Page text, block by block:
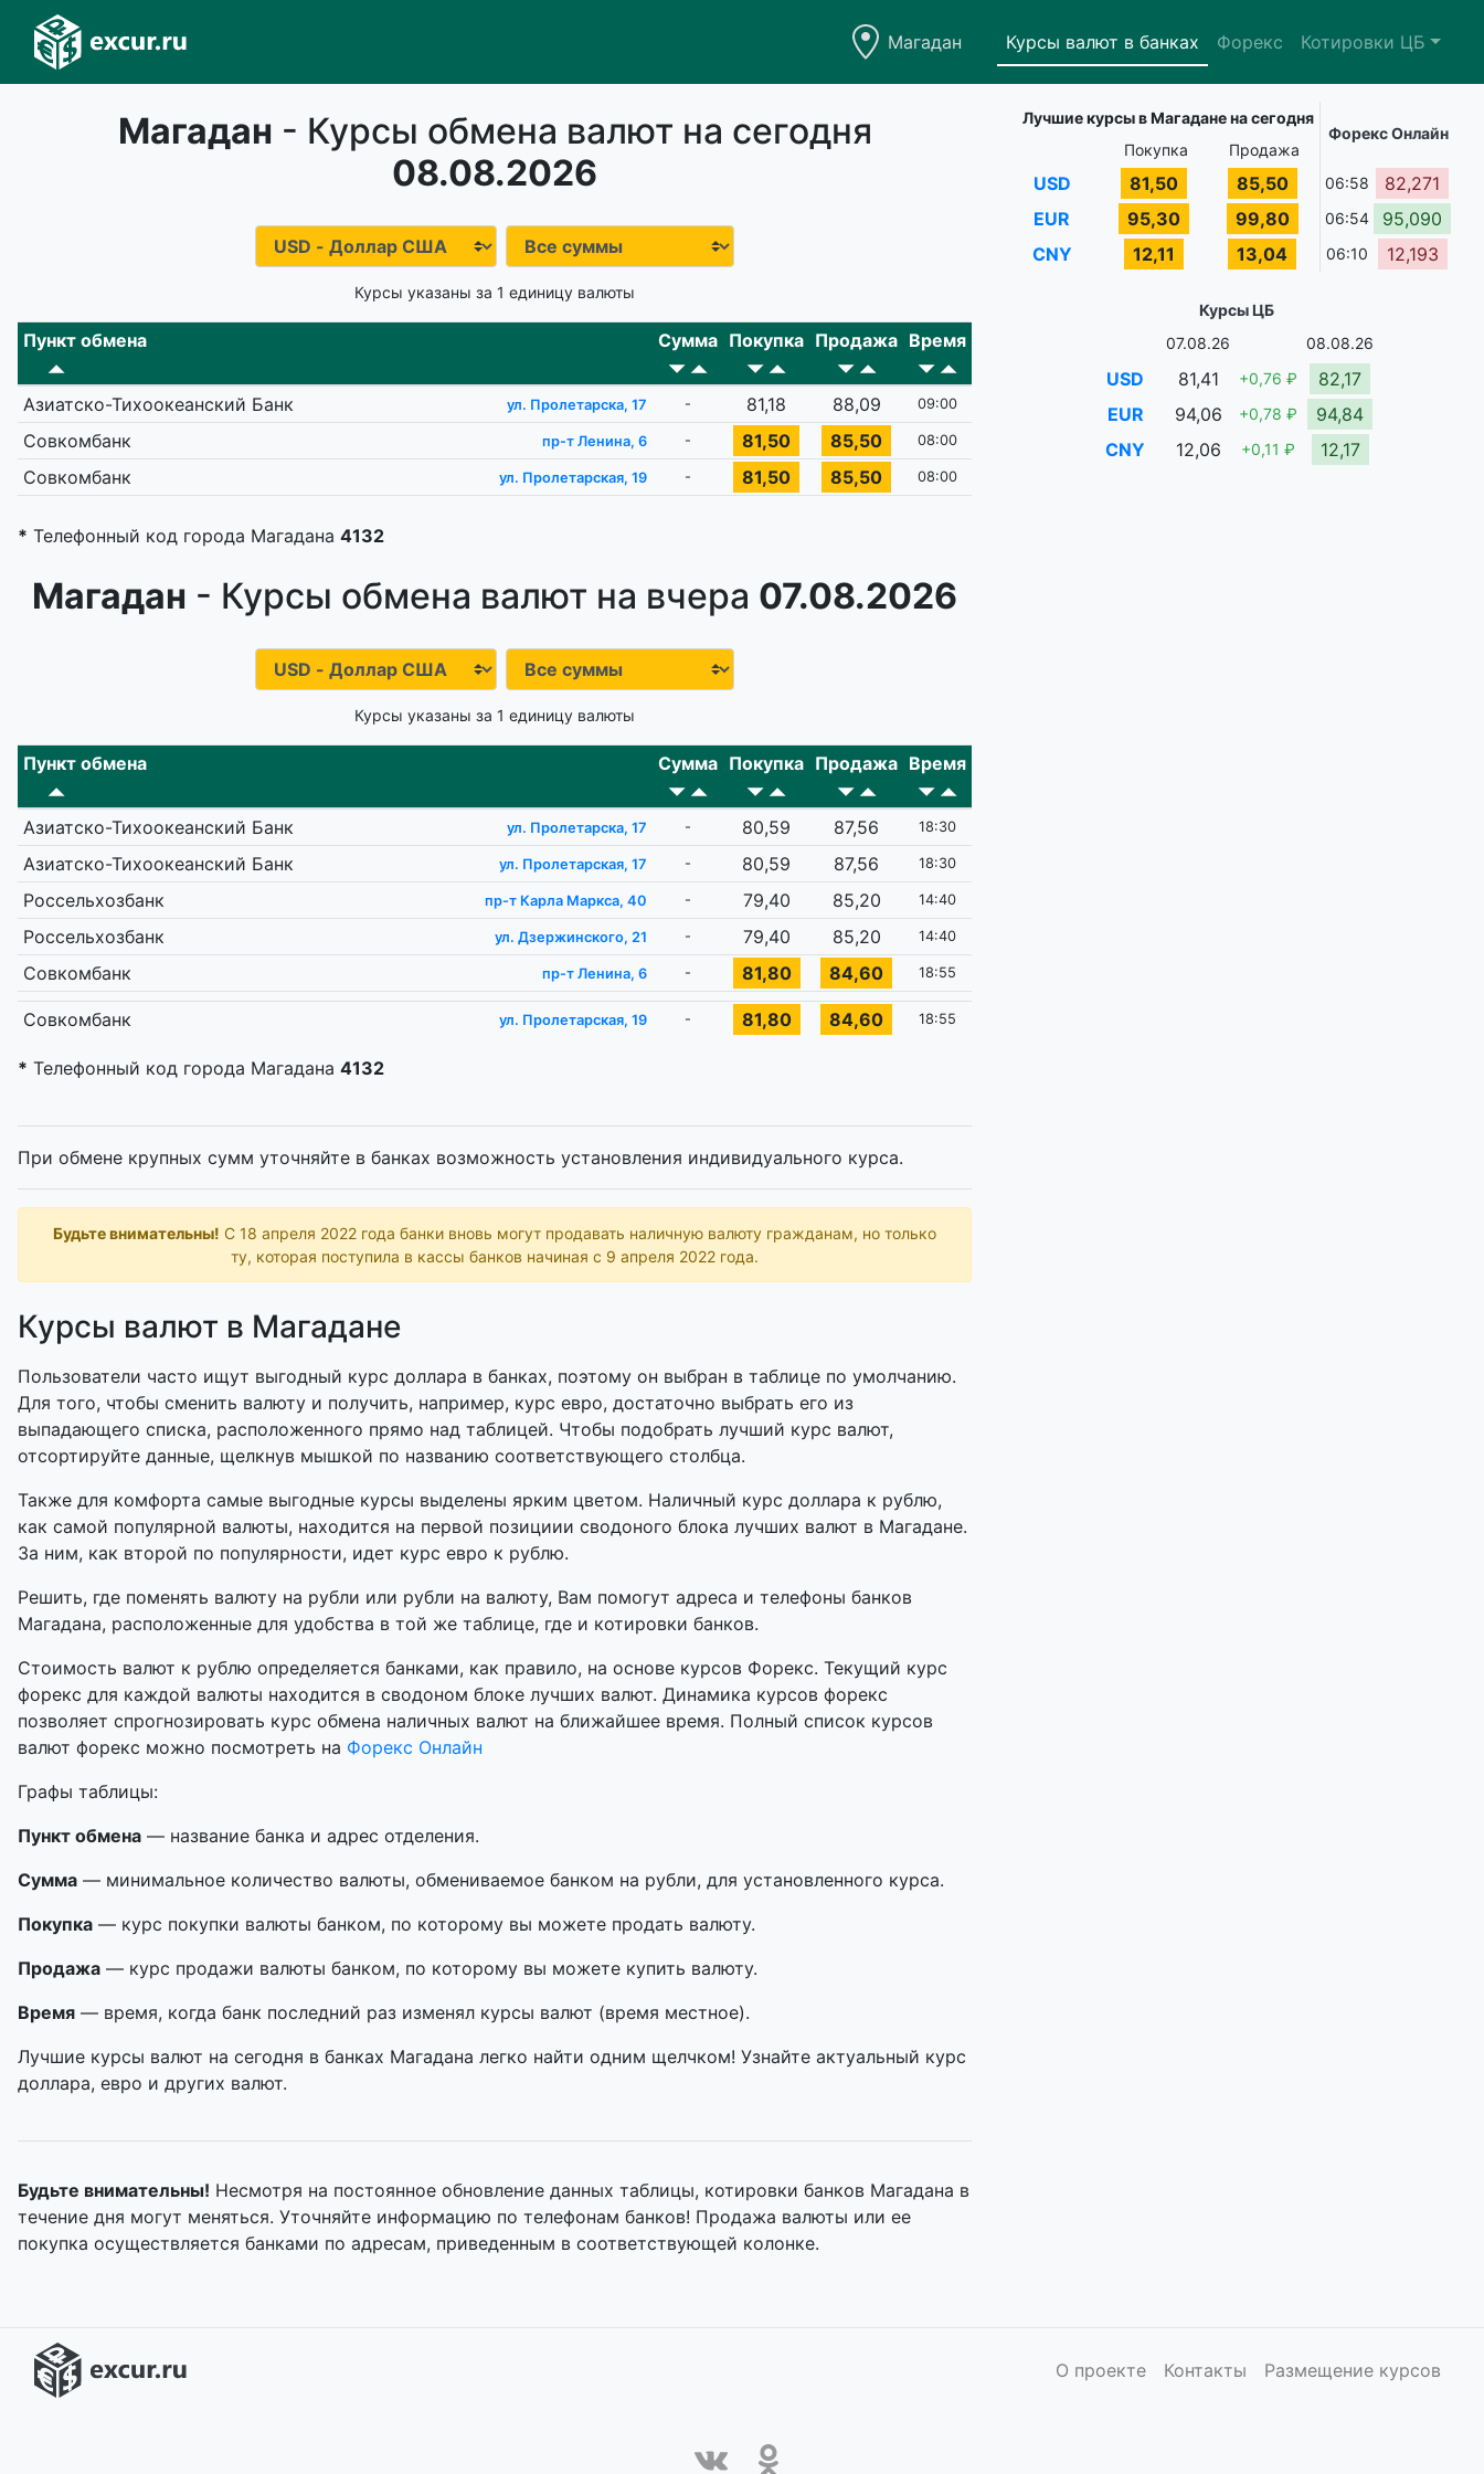
Магадан Курсы валют в банках Форекс Котировки ЦБ
Магадан - Курсы обмена валют на сегодня
08.08.2026
Курсы указаны за 1 единицу валюты
Пункт обмена Сумма Покупка Продажа Время
Азиатско-Тихоокеанский Банк ул. Пролетарска, 17 - 81,18 88,09 09:00
Совкомбанк пр-т Ленина, 6 - 81,50 85,50 08:00
Совкомбанк ул. Пролетарская, 19 - 81,50 85,50 08:00
* Телефонный код города Магадана 4132
Магадан - Курсы обмена валют на вчера 07.08.2026
Курсы указаны за 1 единицу валюты
Пункт обмена Сумма Покупка Продажа Время
Азиатско-Тихоокеанский Банк ул. Пролетарска, 17 - 80,59 87,56 18:30
Азиатско-Тихоокеанский Банк ул. Пролетарская, 17 - 80,59 87,56 18:30
Россельхозбанк пр-т Карла Маркса, 40 - 79,40 85,20 14:40
Россельхозбанк ул. Дзержинского, 21 - 79,40 85,20 14:40
Совкомбанк пр-т Ленина, 6 - 81,80 84,60 18:55
Совкомбанк ул. Пролетарская, 19 - 81,80 84,60 18:55
* Телефонный код города Магадана 4132
При обмене крупных сумм уточняйте в банках возможность установления индивидуального курса.
Будьте внимательны! С 18 апреля 2022 года банки вновь могут продавать наличную валюту гражданам, но только
ту, которая поступила в кассы банков начиная с 9 апреля 2022 года.
Курсы валют в Магадане
Пользователи часто ищут выгодный курс доллара в банках, поэтому он выбран в таблице по умолчанию.
Для того, чтобы сменить валюту и получить, например, курс евро, достаточно выбрать его из
выпадающего списка, расположенного прямо над таблицей. Чтобы подобрать лучший курс валют,
отсортируйте данные, щелкнув мышкой по названию соответствующего столбца.
Также для комфорта самые выгодные курсы выделены ярким цветом. Наличный курс доллара к рублю,
как самой популярной валюты, находится на первой позициии сводоного блока лучших валют в Магадане.
За ним, как второй по популярности, идет курс евро к рублю.
Решить, где поменять валюту на рубли или рубли на валюту, Вам помогут адреса и телефоны банков
Магадана, расположенные для удобства в той же таблице, где и котировки банков.
Стоимость валют к рублю определяется банками, как правило, на основе курсов Форекс. Текущий курс
форекс для каждой валюты находится в сводоном блоке лучших валют. Динамика курсов форекс
позволяет спрогнозировать курс обмена наличных валют на ближайшее время. Полный список курсов
валют форекс можно посмотреть на Форекс Онлайн
Графы таблицы:
Пункт обмена — название банка и адрес отделения.
Сумма — минимальное количество валюты, обмениваемое банком на рубли, для установленного курса.
Покупка — курс покупки валюты банком, по которому вы можете продать валюту.
Продажа — курс продажи валюты банком, по которому вы можете купить валюту.
Время — время, когда банк последний раз изменял курсы валют (время местное).
Лучшие курсы валют на сегодня в банках Магадана легко найти одним щелчком! Узнайте актуальный курс
доллара, евро и других валют.
Будьте внимательны! Несмотря на постоянное обновление данных таблицы, котировки банков Магадана в
течение дня могут меняться. Уточняйте информацию по телефонам банков! Продажа валюты или ее
покупка осуществляется банками по адресам, приведенным в соответствующей колонке.
Лучшие курсы в Магадане на сегодня
Форекс Онлайн
Покупка
Продажа
USD 81,50 85,50 06:58
82,271
EUR
95,30 99,80 06:54
95,090
CNY
12,11 13,04 06:10 12,193
Курсы ЦБ
07.08.26
08.08.26
USD 81,41 +0,76 ₽
82,17
EUR
94,06 +0,78 ₽
94,84
CNY
12,06 +0,11 ₽ 12,17
О проекте Контакты Размещение курсов